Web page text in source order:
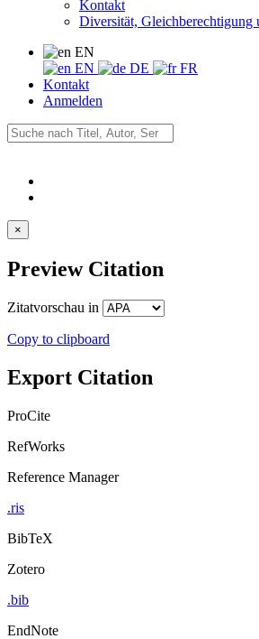
Kontakt
Diversität, Gleichberechtigung
EN
EN
DE
FR
Kontakt
Anmelden
×
Preview Citation
Zitatvorschau in
Copy to clipboard
Export Citation
ProCite
RefWorks
Reference Manager
.ris
BibTeX
Zotero
.bib
EndNote